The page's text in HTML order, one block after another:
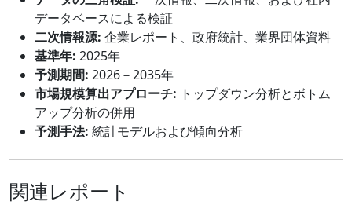
データベースによる検証
二次情報源: 企業レポート、政府統計、業界団体資料
基準年: 2025年
予測期間: 2026－2035年
市場規模算出アプローチ: トップダウン分析とボトム
アップ分析の併用
予測手法: 統計モデルおよび傾向分析
関連レポート